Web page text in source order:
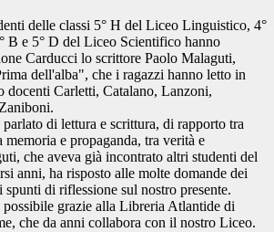
delle classi 5° H del Liceo Linguistico, 4°
B e 5° D del Liceo Scientifico hanno
Carducci lo scrittore Paolo Malaguti,
dell'alba", che i ragazzi hanno letto in
docenti Carletti, Catalano, Lanzoni,
di lettura e scrittura, di rapporto tra
e propaganda, tra verità e
che aveva già incontrato altri studenti del
anni, ha risposto alle molte domande dei
di riflessione sul nostro presente.
grazie alla Libreria Atlantide di
che da anni collabora con il nostro Liceo.